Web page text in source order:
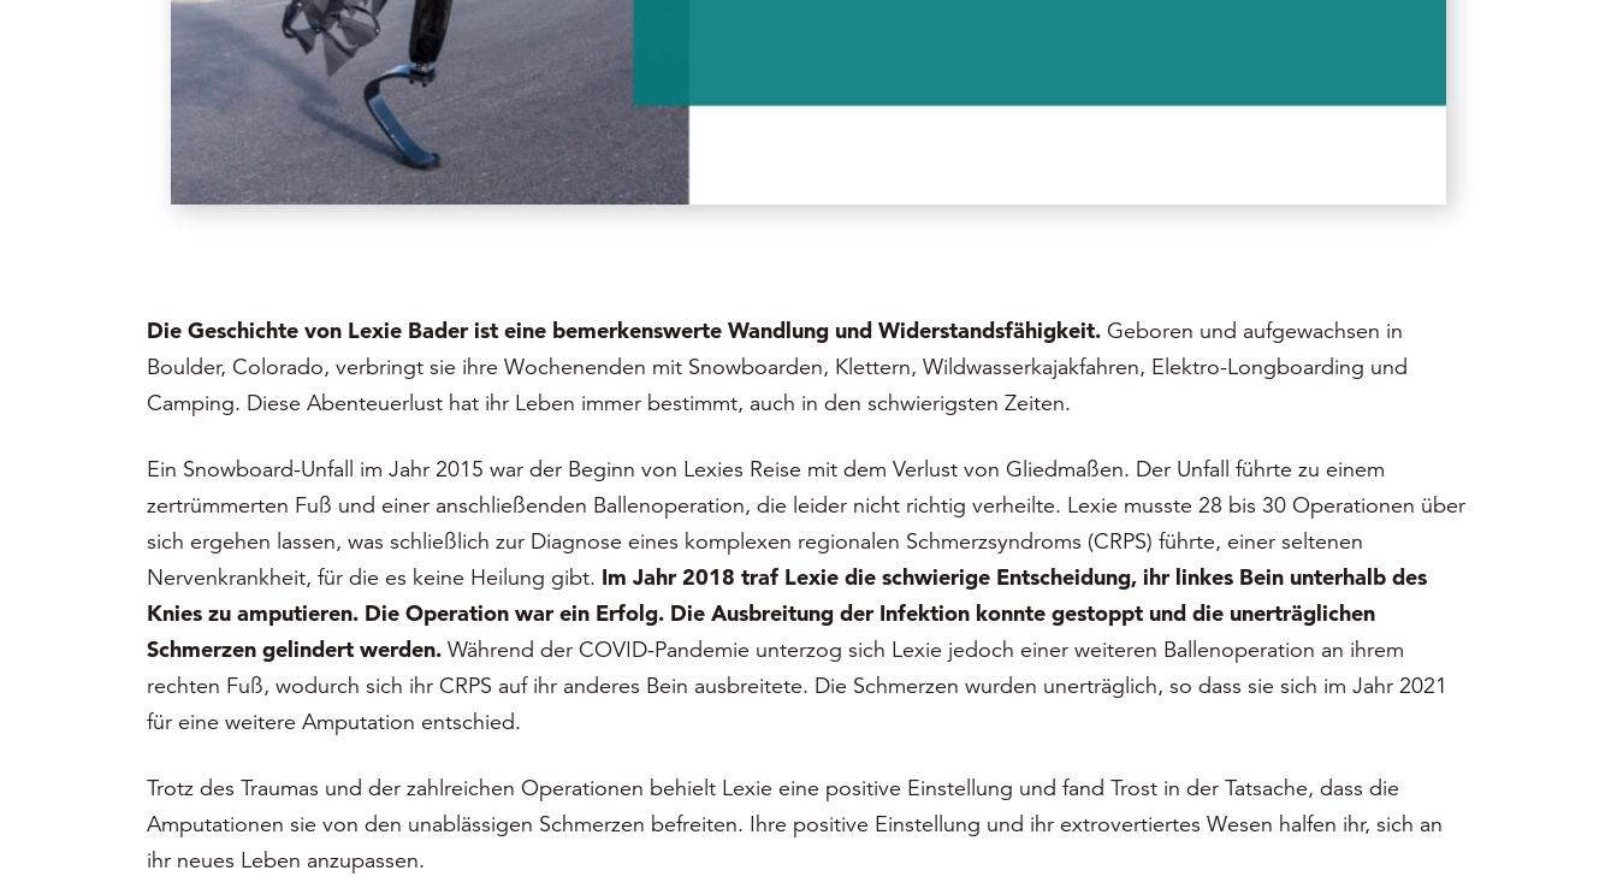
Die Geschichte von Lexie Bader ist eine bemerkenswerte Wandlung und Widerstandsfähigkeit. Geboren und aufgewachsen in
Boulder, Colorado, verbringt sie ihre Wochenenden mit Snowboarden, Klettern, Wildwasserkajakfahren, Elektro-Longboarding und
Camping. Diese Abenteuerlust hat ihr Leben immer bestimmt, auch in den schwierigsten Zeiten.
Ein Snowboard-Unfall im Jahr 2015 war der Beginn von Lexies Reise mit dem Verlust von Gliedmaßen. Der Unfall führte zu einem
zertrümmerten Fuß und einer anschließenden Ballenoperation, die leider nicht richtig verheilte. Lexie musste 28 bis 30 Operationen über
sich ergehen lassen, was schließlich zur Diagnose eines komplexen regionalen Schmerzsyndroms (CRPS) führte, einer seltenen
Nervenkrankheit, für die es keine Heilung gibt. Im Jahr 2018 traf Lexie die schwierige Entscheidung, ihr linkes Bein unterhalb des
Knies zu amputieren. Die Operation war ein Erfolg. Die Ausbreitung der Infektion konnte gestoppt und die unerträglichen
Schmerzen gelindert werden. Während der COVID-Pandemie unterzog sich Lexie jedoch einer weiteren Ballenoperation an ihrem
rechten Fuß, wodurch sich ihr CRPS auf ihr anderes Bein ausbreitete. Die Schmerzen wurden unerträglich, so dass sie sich im Jahr 2021
für eine weitere Amputation entschied.
Trotz des Traumas und der zahlreichen Operationen behielt Lexie eine positive Einstellung und fand Trost in der Tatsache, dass die
Amputationen sie von den unablässigen Schmerzen befreiten. Ihre positive Einstellung und ihr extrovertiertes Wesen halfen ihr, sich an
ihr neues Leben anzupassen.